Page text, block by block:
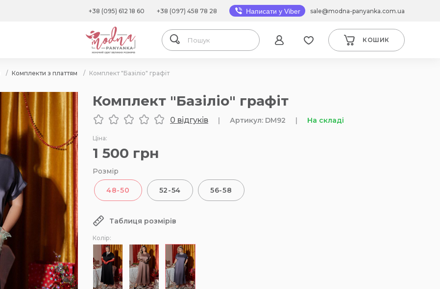
+38 (095) 612 18 60 +38 (097) 458 78 28 Написати у Viber sale@modna-panyanka.com.ua
КОШИК
/ Комплекти з платтям / Комплект "Базіліо" графіт
Комплект "Базіліо" графіт
0 відгуків | Артикул: DM92 | На складі
Ціна:
1 500 грн
Розмір
48-50 52-54 56-58
Таблиця розмірів
Колір: